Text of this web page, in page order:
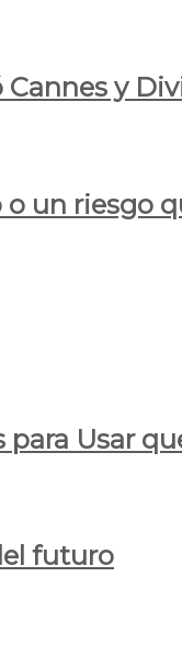
y
un riesgo
Usar
futuro